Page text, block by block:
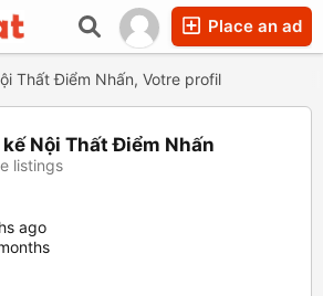
Place an ad
Thất Điểm Nhấn, Votre profil
Nội Thất Điểm Nhấn
listings
ago